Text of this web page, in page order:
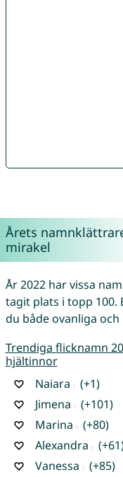
Årets
mirakel
År 2022 har vissa
tagit plats i topp
du både ovanliga
Trendiga flicknamn
hjältinnor
Naiara
(+1)
Jimena
(+101)
Marina
(+80)
Alexandra
Vanessa
(+85)